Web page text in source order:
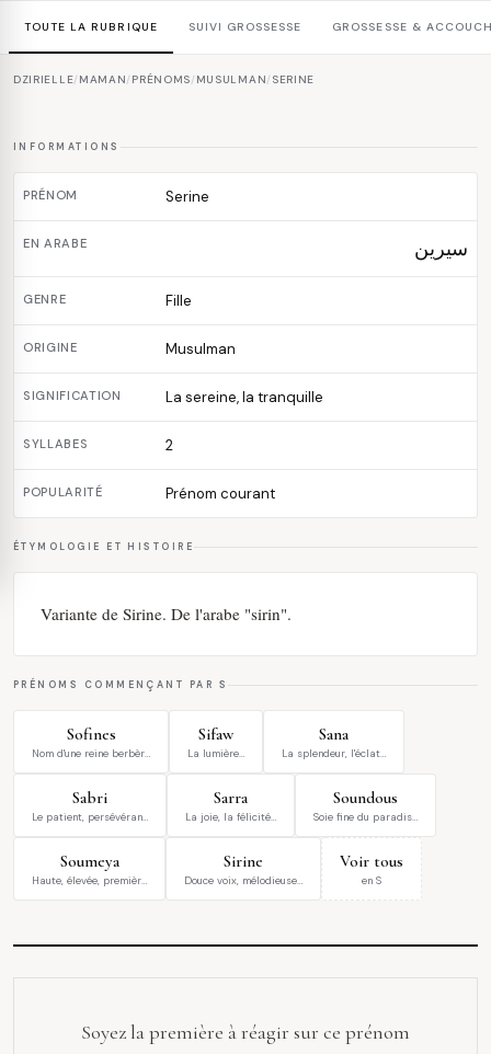
TOUTE LA RUBRIQUE SUIVI GROSSESSE GROSSESSE &
DZIRIELLE/ MAMAN/ PRÉNOMS/ MUSULMAN/ SERINE
INFORMATIONS
PRÉNOM Serine
EN ARABE سيرين
GENRE Fille
ORIGINE Musulman
SIGNIFICATION La sereine, la tranquille
SYLLABES 2
POPULARITÉ Prénom courant
ÉTYMOLOGIE ET HISTOIRE
Variante de Sirine. De l'arabe "sirin".
PRÉNOMS COMMENÇANT PAR S
Sofines
Nom d'une reine berbèr…
Sifaw
La lumière…
Sana
La splendeur, l'éclat…
Sabri
Le patient, persévéran…
Sarra
La joie, la félicité…
Soundous
Soie fine du paradis…
Soumeya
Haute, élevée, premièr…
Sirine
Douce voix, mélodieuse…
Voir tous
en S
Soyez la première à réagir sur ce prénom